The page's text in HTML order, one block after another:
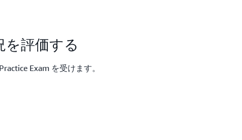
を評価する
Exam を受けます。